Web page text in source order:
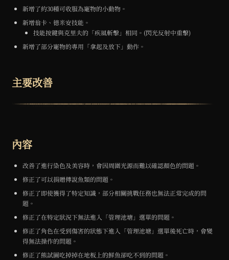
新增了約30種可收服為寵物的小動物。
新增翁卡、德米安技能。
技能按鍵與克里夫的「疾風斬擊」相同。(閃光反射中重擊)
新增了部分寵物的專用「拿起及放下」動作。
主要改善
內容
改善了進行染色及美容時，會因周圍光源而難以確認顏色的問題。
修正了可以捐贈傳說魚類的問題。
修正了即使獲得了特定知識，部分相關挑戰任務也無法正常完成的問
題。
修正了在特定狀況下無法進入「管理池塘」選單的問題。
修正了角色在受到傷害的狀態下進入「管理池塘」選單後死亡時，會變
得無法操作的問題。
修正了熊試圖吃掉掉在地板上的鮮魚卻吃不到的問題。